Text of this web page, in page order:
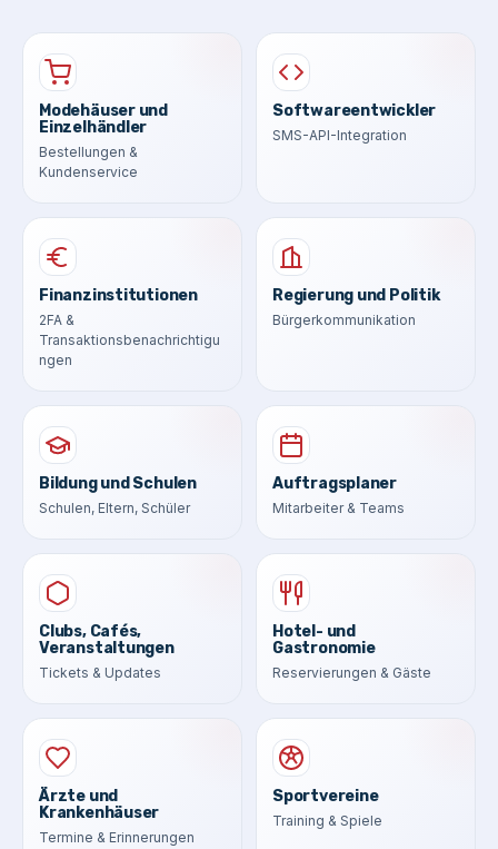
Modehäuser und
Einzelhändler
Bestellungen &
Kundenservice
Softwareentwickler
SMS-API-Integration
Finanzinstitutionen
2FA &
Transaktionsbenachrichtigu
ngen
Regierung und Politik
Bürgerkommunikation
Bildung und Schulen
Schulen, Eltern, Schüler
Auftragsplaner
Mitarbeiter & Teams
Clubs, Cafés,
Veranstaltungen
Tickets & Updates
Hotel- und
Gastronomie
Reservierungen & Gäste
Ärzte und
Krankenhäuser
Termine & Erinnerungen
Sportvereine
Training & Spiele